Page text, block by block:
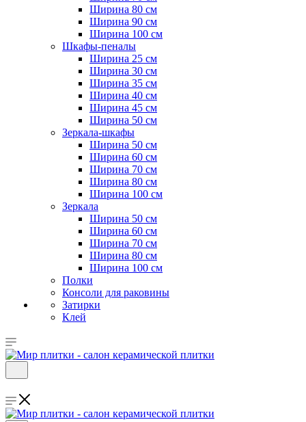
Ширина 80 см
Ширина 90 см
Ширина 100 см
Шкафы-пеналы
Ширина 25 см
Ширина 30 см
Ширина 35 см
Ширина 40 см
Ширина 45 см
Ширина 50 см
Зеркала-шкафы
Ширина 50 см
Ширина 60 см
Ширина 70 см
Ширина 80 см
Ширина 100 см
Зеркала
Ширина 50 см
Ширина 60 см
Ширина 70 см
Ширина 80 см
Ширина 100 см
Полки
Консоли для раковины
Затирки
Клей